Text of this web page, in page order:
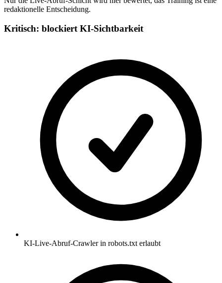
redaktionelle Entscheidung.
Kritisch: blockiert KI-Sichtbarkeit
KI-Live-Abruf-Crawler in robots.txt erlaubt